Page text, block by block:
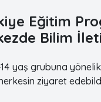
Eğitim
Bilim
yaş grubuna
ziyaret